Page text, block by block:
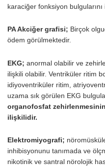
karaciğer fonksiy­on bulgularını
PA Akciğer grafisi; Birçok
ödem görülmektedir.
EKG; anormal olabilir ve
ilişkili olabilir. Ventriküler ritim
idiyoventriküler ritim,
uzama sık görülen EKG
organofosfat
ilişkilidir.
Elektromiyografi;
inhibisyonunu tanımada ve
nikotinik ve santral nörolojik